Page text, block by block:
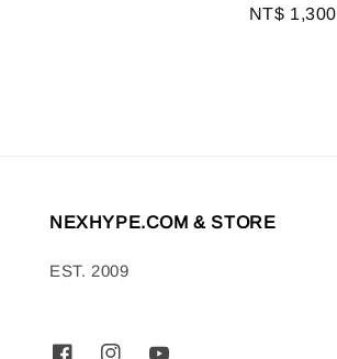
Regular
NT$ 1,300
NEXHYPE.COM & STORE
EST. 2009